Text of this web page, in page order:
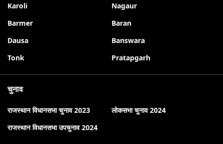
Karoli
Nagaur
Barmer
Baran
Dausa
Banswara
Tonk
Pratapgarh
चुनाव
राजस्थान विधानसभा चुनाव 2023
लोकसभा चुनाव 2024
राजस्थान विधानसभा उपचुनाव 2024